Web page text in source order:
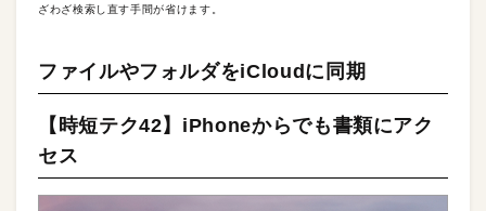
ざわざ検索し直す手間が省けます。
ファイルやフォルダをiCloudに同期
【時短テク42】iPhoneからでも書類にアク
セス